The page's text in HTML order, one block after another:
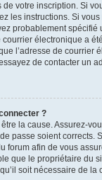
votre inscription. Si
les instructions. Si
probablement spécifié
électronique a
l’adresse de courrier
de contacter un
?
la cause. Assurez-
passe soient corrects.
forum afin de vous
que le propriétaire du
soit nécessaire de la